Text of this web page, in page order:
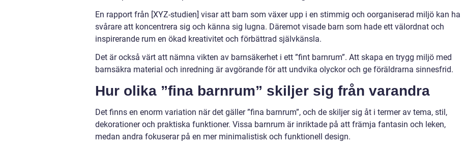
En rapport från [XYZ-studien] visar att barn som växer upp i en stimmig och oorganiserad miljö kan ha
svårare att koncentrera sig och känna sig lugna. Däremot visade barn som hade ett välordnat och
inspirerande rum en ökad kreativitet och förbättrad självkänsla.
Det är också värt att nämna vikten av barnsäkerhet i ett ”fint barnrum”. Att skapa en trygg miljö med
barnsäkra material och inredning är avgörande för att undvika olyckor och ge föräldrarna sinnesfrid.
Hur olika ”fina barnrum” skiljer sig från varandra
Det finns en enorm variation när det gäller ”fina barnrum”, och de skiljer sig åt i termer av tema, stil,
dekorationer och praktiska funktioner. Vissa barnrum är inriktade på att främja fantasin och leken,
medan andra fokuserar på en mer minimalistisk och funktionell design.